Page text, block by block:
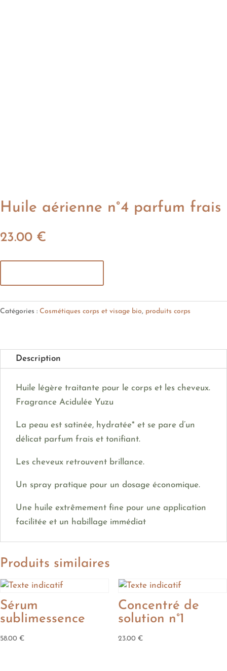
Huile aérienne n°4 parfum frais
23.00 €
Catégories : Cosmétiques corps et visage bio, produits corps
Description
Huile légère traitante pour le corps et les cheveux.
Fragrance Acidulée Yuzu
La peau est satinée, hydratée* et se pare d’un
délicat parfum frais et tonifiant.
Les cheveux retrouvent brillance.
Un spray pratique pour un dosage économique.
Une huile extrêmement fine pour une application
facilitée et un habillage immédiat
Produits similaires
Sérum
sublimessence
58.00 €
Concentré de
solution n°1
23.00 €